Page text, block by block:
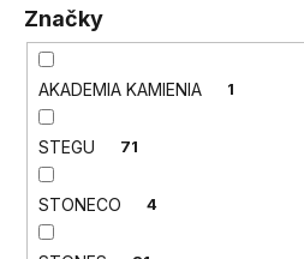
Značky
AKADEMIA KAMIENIA 1
STEGU 71
STONECO 4
D
o
p
o